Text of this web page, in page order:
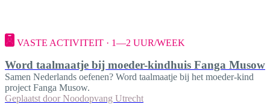
VASTE ACTIVITEIT · 1—2 UUR/WEEK
Word taalmaatje bij moeder-kindhuis Fanga Musow
Samen Nederlands oefenen? Word taalmaatje bij het moeder-kind
project Fanga Musow.
Geplaatst door Noodopvang Utrecht